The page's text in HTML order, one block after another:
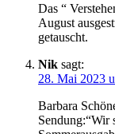
Das “
August
getauscht.
Nik sagt:
28. Mai 2023
Barbara
Sendung:“Wir